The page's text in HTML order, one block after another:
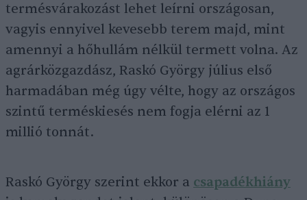
termésvárakozást lehet leírni országosan,
vagyis ennyivel kevesebb terem majd, mint
amennyi a hőhullám nélkül termett volna. Az
agrárközgazdász, Raskó György július első
harmadában még úgy vélte, hogy az országos
szintű terméskiesés nem fogja elérni az 1
millió tonnát.
Raskó György szerint ekkor a csapadékhiány